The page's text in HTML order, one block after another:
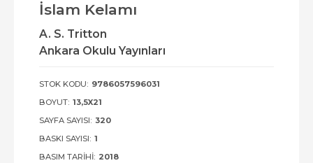
İslam Kelamı
A. S. Tritton
Ankara Okulu Yayınları
STOK KODU: 9786057596031
BOYUT: 13,5X21
SAYFA SAYISI: 320
BASKI SAYISI: 1
BASIM TARIHI: 2018